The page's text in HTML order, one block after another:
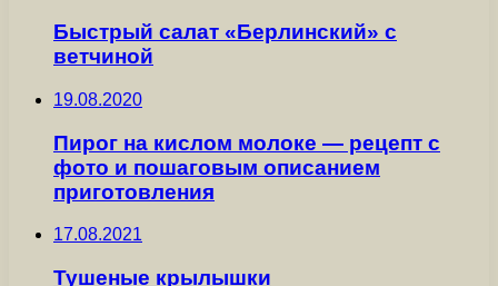
Быстрый салат «Берлинский» с
ветчиной
19.08.2020
Пирог на кислом молоке — рецепт с
фото и пошаговым описанием
приготовления
17.08.2021
Тушеные крылышки